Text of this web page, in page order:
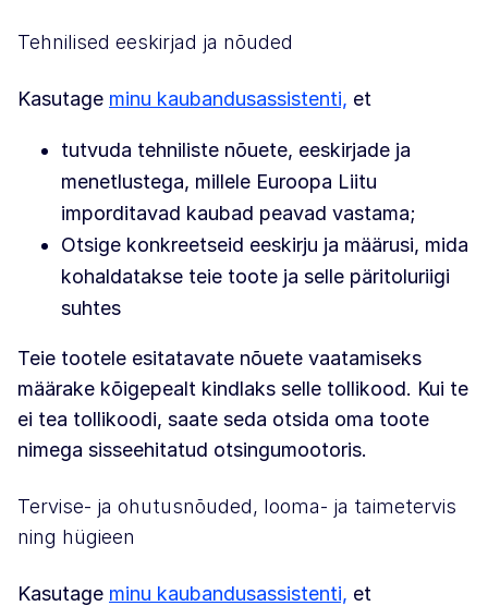
Tehnilised eeskirjad ja nõuded
Kasutage minu kaubandusassistenti, et
tutvuda tehniliste nõuete, eeskirjade ja
menetlustega, millele Euroopa Liitu
imporditavad kaubad peavad vastama;
Otsige konkreetseid eeskirju ja määrusi, mida
kohaldatakse teie toote ja selle päritoluriigi
suhtes
Teie tootele esitatavate nõuete vaatamiseks
määrake kõigepealt kindlaks selle tollikood. Kui te
ei tea tollikoodi, saate seda otsida oma toote
nimega sisseehitatud otsingumootoris.
Tervise- ja ohutusnõuded, looma- ja taimetervis
ning hügieen
Kasutage minu kaubandusassistenti, et